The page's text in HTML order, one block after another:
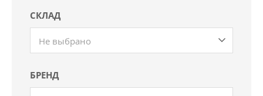
СКЛАД
Не выбрано
БРЕНД